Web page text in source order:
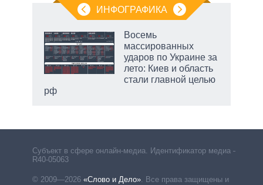
ИНФОГРАФИКА
Восемь
массированных
ударов по Украине за
лето: Киев и область
стали главной целью
рф
Субъект в сфере онлайн-медиа. Идентификатор медиа –
R40-05063
© 2009—2026 «Слово и Дело». Все права защищены и